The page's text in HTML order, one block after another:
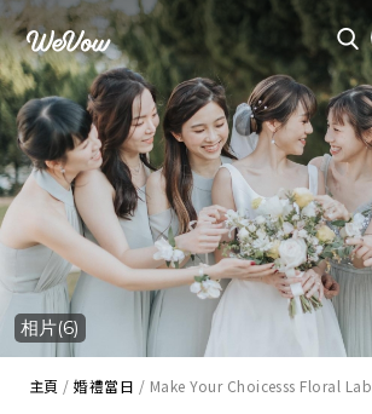
相片(6)
主頁 /婚禮當日 / Make Your Choicesss Floral Lab